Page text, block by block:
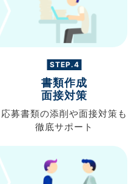
STEP.4
書類作成
面接対策
応募書類の添削や面接対策も
徹底サポート